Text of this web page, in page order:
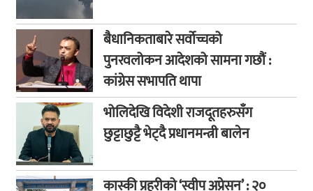
बैधानिकताबारे सर्वोच्चको
पुनरवलोकन आदेशको सामना गछौं :
कांग्रेस सभापति थापा
भोलिदेखि विदेशी राजदूतहरुसँग
छुट्टाछुट्टै भेट्दै प्रधानमन्त्री बालेन
कास्की प्रहरीको ‘स्वीप अप्रेसन’ : २०